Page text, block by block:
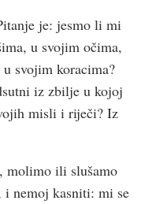
je: jesmo li mi
u svojim očima,
svojim koracima?
iz zbilje u kojoj
misli i riječi? Iz
molimo ili slušamo
i nemoj kasniti: mi se